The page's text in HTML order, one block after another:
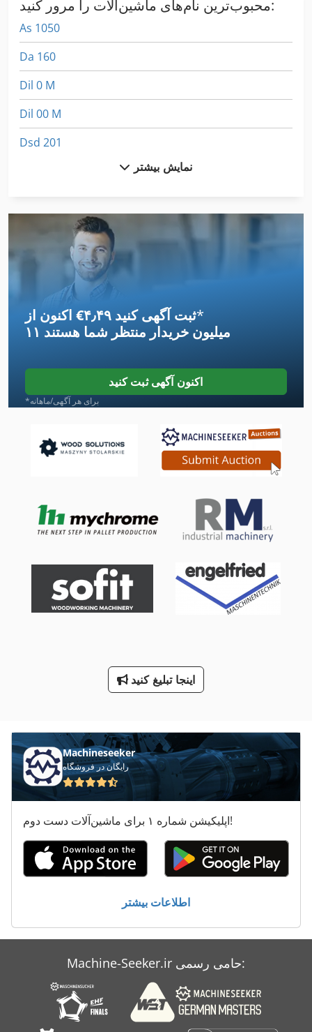
محبوب‌ترین نام‌های ماشین‌آلات را مرور کنید:
As 1050
Da 160
Dil 0 M
Dil 00 M
Dsd 201
International 1055
International 2674
International 433
International 434
Kgs 1670
Lcf 1
Lf 532
Ls 703
Tak 18
طرف لودر
نمایش بیشتر
اکنون از ‎€۴٫۴۹ ثبت آگهی کنید*
۱۱ میلیون خریدار منتظر شما هستند
اکنون آگهی ثبت کنید
*برای هر آگهی/ماهانه
اینجا تبلیغ کنید
Machineseeker
رایگان در فروشگاه
اپلیکیشن شماره ۱ برای ماشین‌آلات دست دوم!
اطلاعات بیشتر
Machine-Seeker.ir حامی رسمی: